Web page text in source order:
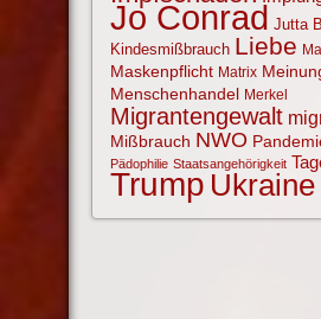
Jo Conrad Jutta
Kindesmißbrauch Liebe
Maskenpflicht Matrix
Menschenhandel Merkel
Migrantengewalt
Mißbrauch NWO
Pädophilie Staatsangehörigkeit
Trump Ukraine